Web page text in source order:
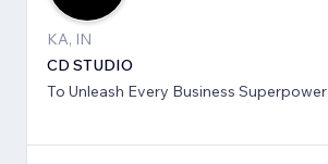
KA, IN
CD STUDIO
To Unleash Every Business Superpower